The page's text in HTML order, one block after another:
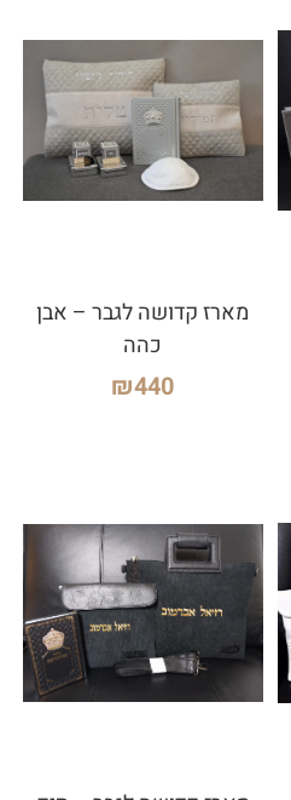
מארז קדושה לגבר – אבן
כהה
₪440